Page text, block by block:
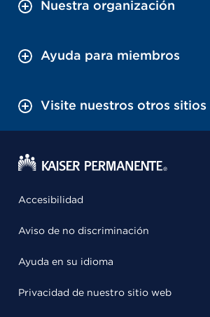
Nuestra organización
Ayuda para miembros
Visite nuestros otros sitios
Accesibilidad
Aviso de no discriminación
Ayuda en su idioma
Privacidad de nuestro sitio web